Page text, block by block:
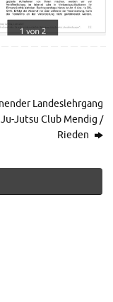
Landeslehrgang
Jutsu Club Mendig /
Rieden